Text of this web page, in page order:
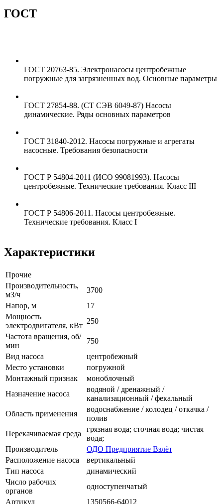
ГОСТ
ГОСТ 20763-85. Электронасосы центробежные
погружные для загрязненных вод. Основные параметры
ГОСТ 27854-88. (СТ СЭВ 6049-87) Насосы
динамические. Ряды основных параметров
ГОСТ 31840-2012. Насосы погружные и агрегаты
насосные. Требования безопасности
ГОСТ Р 54804-2011 (ИСО 99081993). Насосы
центробежные. Технические требования. Класс III
ГОСТ Р 54806-2011. Насосы центробежные.
Технические требования. Класс I
Характеристики
Прочие
Производительность,
м3/ч
3700
Напор, м
17
Мощность
электродвигателя, кВт
250
Частота вращения, об/
мин
750
Вид насоса
центробежный
Место установки
погружной
Монтажный признак
моноблочный
Назначение насоса
водяной / дренажный /
канализационный / фекальный
Область применения
водоснабжение / колодец / откачка /
полив
Перекачиваемая среда
грязная вода; сточная вода; чистая
вода;
Производитель
ОДО Предприятие Взлёт
Расположение насоса
вертикальный
Тип насоса
динамический
Число рабочих
органов
одноступенчатый
Артикул
1350566-64012